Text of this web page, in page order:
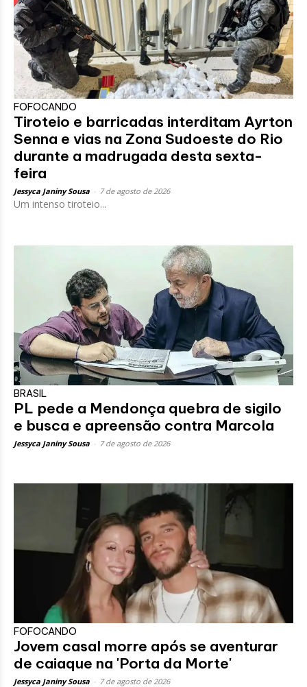
FOFOCANDO
Tiroteio e barricadas interditam Ayrton
Senna e vias na Zona Sudoeste do Rio
durante a madrugada desta sexta-
feira
Jessyca Janiny Sousa 7 de agosto de 2026
Um intenso tiroteio...
BRASIL
PL pede a Mendonça quebra de sigilo
e busca e apreensão contra Marcola
Jessyca Janiny Sousa 7 de agosto de 2026
FOFOCANDO
Jovem casal morre após se aventurar
de caiaque na 'Porta da Morte'
Jessyca Janiny Sousa 7 de agosto de 2026